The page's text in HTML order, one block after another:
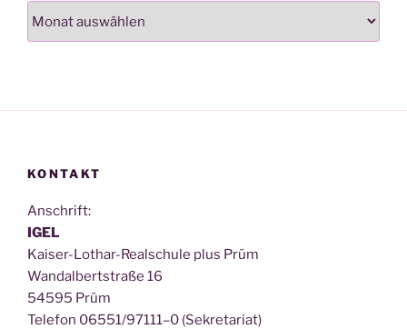
KONTAKT
Anschrift:
IGEL
Kai­ser-Lothar-Real­schu­le plus Prüm
Wan­dal­bert­stra­ße 16
54595 Prüm
Tele­fon 06551/97111–0 (Sekre­ta­ri­at)